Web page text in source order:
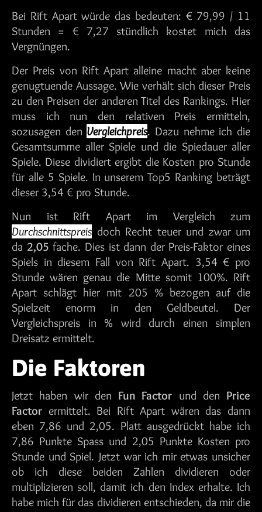
Bei Rift Apart würde das bedeuten: € 79,99 / 11
Stunden = € 7,27 stündlich kostet mich das
Vergnüngen.
Der Preis von Rift Apart alleine macht aber keine
genugtuende Aussage. Wie verhält sich dieser Preis
zu den Preisen der anderen Titel des Rankings. Hier
muss ich nun den relativen Preis ermitteln,
sozusagen den Vergleichpreis. Dazu nehme ich die
Gesamtsumme aller Spiele und die Spiedauer aller
Spiele. Diese dividiert ergibt die Kosten pro Stunde
für alle 5 Spiele. In unserem Top5 Ranking beträgt
dieser 3,54 € pro Stunde.
Nun ist Rift Apart im Vergleich zum
Durchschnittspreis doch Recht teuer und zwar um
da 2,05 fache. Dies ist dann der Preis-Faktor eines
Spiels in diesem Fall von Rift Apart. 3,54 € pro
Stunde wären genau die Mitte somit 100%. Rift
Apart schlägt hier mit 205 % bezogen auf die
Spielzeit enorm in den Geldbeutel. Der
Vergleichspreis in % wird durch einen simplen
Dreisatz ermittelt.
Die Faktoren
Jetzt haben wir den Fun Factor und den Price
Factor ermittelt. Bei Rift Apart wären das dann
eben 7,86 und 2,05. Platt ausgedrückt habe ich
7,86 Punkte Spass und 2,05 Punkte Kosten pro
Stunde und Spiel. Jetzt war ich mir etwas unsicher
ob ich diese beiden Zahlen dividieren oder
multiplizieren soll, damit ich den Index erhalte. Ich
habe mich für das dividieren entschieden, da mir die